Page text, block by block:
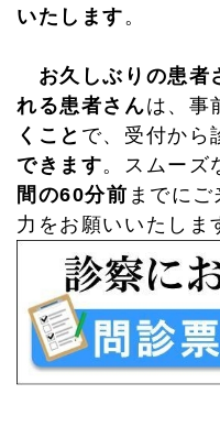
いたします。
お久しぶりの患者
れる患者さんは、事
くこと で、受付から
できます。スムーズ
間の60分前 までに
力をお願いいたしま